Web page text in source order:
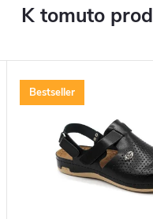
K tomuto
Bestseller